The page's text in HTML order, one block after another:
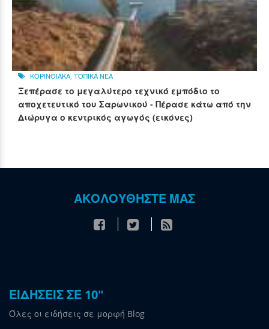
ΚΟΡΙΝΘΙΑΚΑ ΤΟΠΙΚΑ ΝΕΑ
Ξεπέρασε το μεγαλύτερο τεχνικό εμπόδιο το
αποχετευτικό του Σαρωνικού - Πέρασε κάτω από την
Διώρυγα ο κεντρικός αγωγός (εικόνες)
ΑΚΟΛΟΥΘΗΣΤΕ ΜΑΣ
ΕΙΔΗΣΕΙΣ ΣΕ 10"
Όλες οι ειδήσεις σε μορφή Blog